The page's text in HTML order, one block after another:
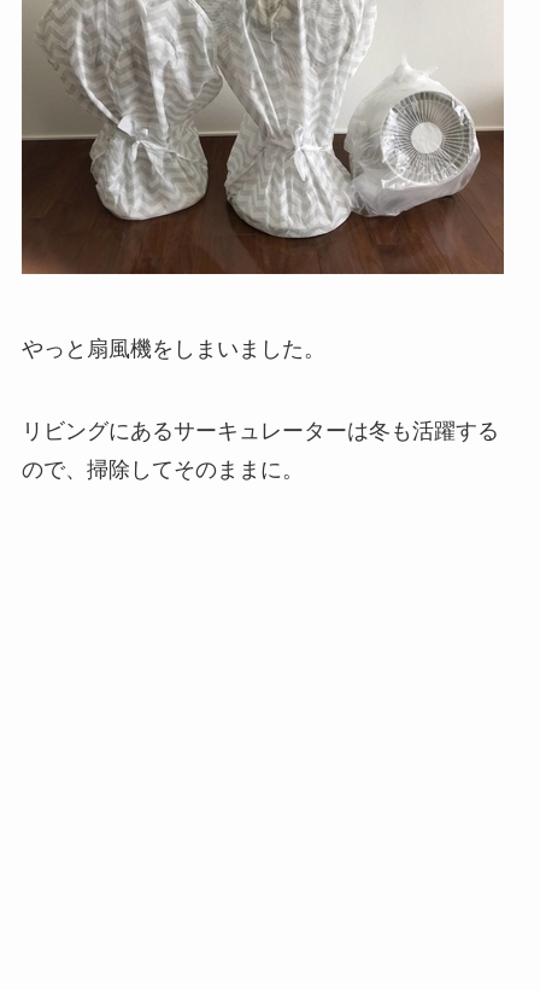
やっと扇風機をしまいました。
リビングにあるサーキュレーターは冬も活躍する
ので、掃除してそのままに。